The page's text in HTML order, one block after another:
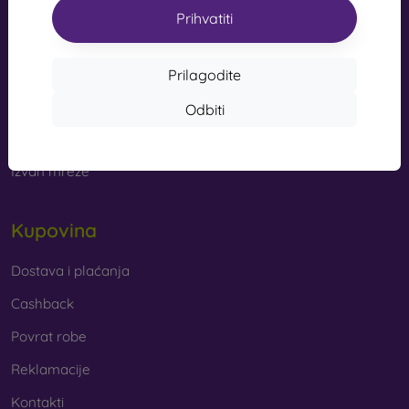
Prihvatiti
Prilagodite
Odbiti
s kvalitetnom izradom pretvaraju vaš telefon u modni
dodatak. Uglavnom su izrađene od gume i silikona i
markama su Karl Lagerfeld, Guess, Marvel i Ferrari.
se koristi samo jedan materijal, no često se kombiniraju
Guma i silikon
udarce i fleksibilnošću, zahvaljujući kojoj se maskica
Plastika
popularne. Čvršće su od silikonskih, no nemaju tako
dobre učinke ublažavanja udaraca.
Koža
info@mobilonline.sk
Izvan mreže
Kupovina
Dostava i plaćanja
Cashback
Povrat robe
Reklamacije
Kontakti